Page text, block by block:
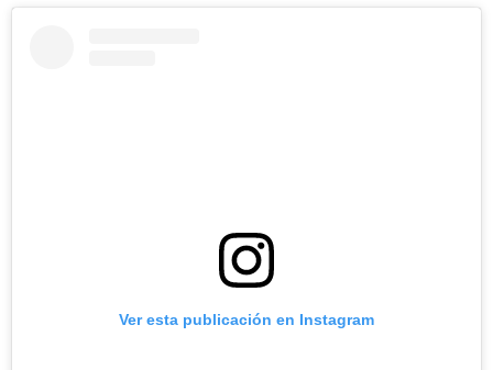
Ver esta publicación en Instagram